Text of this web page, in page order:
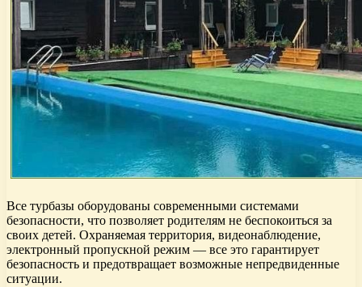
Все турбазы оборудованы современными системами
безопасности, что позволяет родителям не беспокоиться за
своих детей. Охраняемая территория, видеонаблюдение,
электронный пропускной режим — все это гарантирует
безопасность и предотвращает возможные непредвиденные
ситуации.